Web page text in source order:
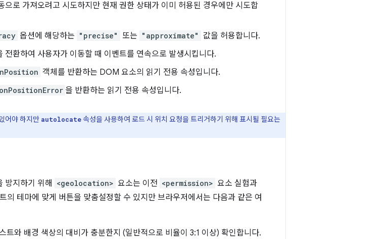
으로 가져오려고 시도하지만 현재 권한 상태가 이미 허용된 경우에만 시도합
옵션에 해당하는 "precise" 또는 "approximate" 값을 허용합니다.
전환하여 사용자가 이동할 때 이벤트를 연속으로 발생시킵니다.
객체를 반환하는 DOM 요소의 읽기 전용 속성입니다.
을 반환하는 읽기 전용 속성입니다.
어야 하지만 autolocate속성을 사용하여 로드 시 위치 요청을 트리거하기 위해 표시될 필요는
방지하기 위해 <geolocation> 요소는 이전 <permission> 요소 실험과
의 테마에 맞게 버튼을 맞춤설정할 수 있지만 브라우저에서는 다음과 같은 여
트와 배경 색상의 대비가 충분한지 (일반적으로 비율이 3:1 이상) 확인합니다.